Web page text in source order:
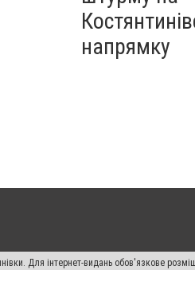
напрямку
Для інтернет-видань обов'язкове